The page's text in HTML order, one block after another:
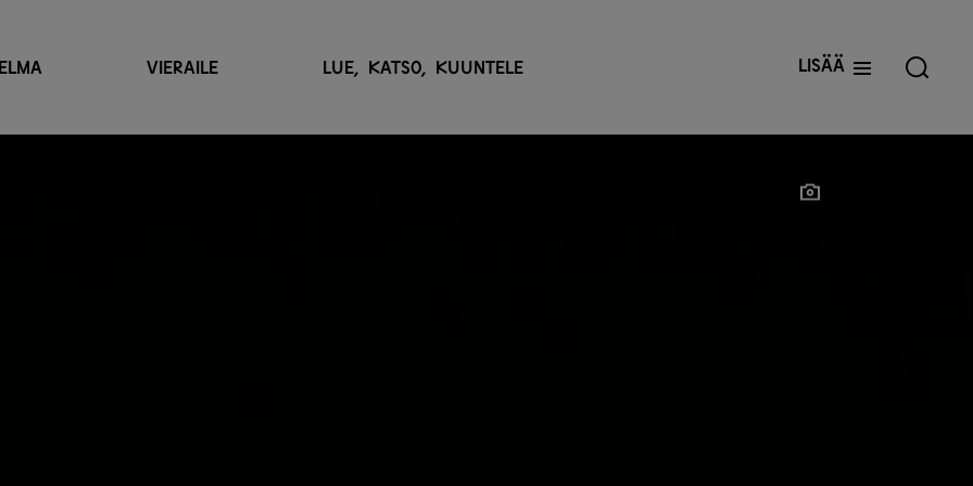
VIERAILE LUE, KATSO, KUUNTELE Lisää
Näytä valokuvaaja
Näytä valokuvaaja